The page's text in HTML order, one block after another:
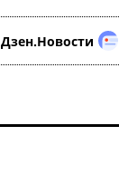
Дзен.Новости